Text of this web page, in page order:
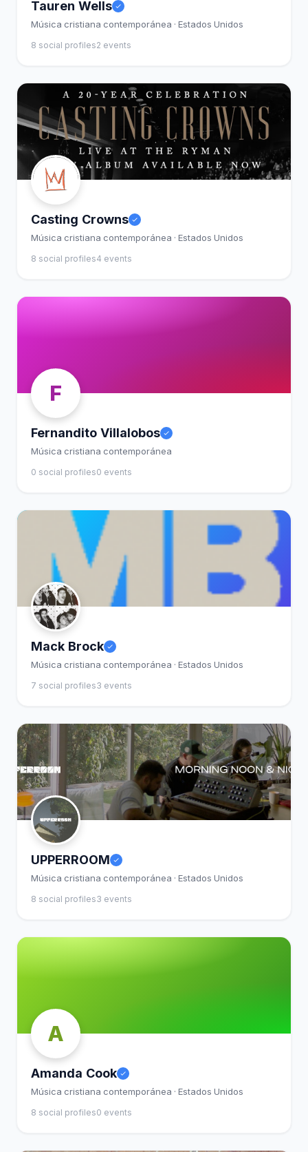
Tauren Wells
Música cristiana contemporánea · Estados Unidos
8 social profiles2 events
Casting Crowns
Música cristiana contemporánea · Estados Unidos
8 social profiles4 events
F
Fernandito Villalobos
Música cristiana contemporánea
0 social profiles0 events
Mack Brock
Música cristiana contemporánea · Estados Unidos
7 social profiles3 events
UPPERROOM
Música cristiana contemporánea · Estados Unidos
8 social profiles3 events
A
Amanda Cook
Música cristiana contemporánea · Estados Unidos
8 social profiles0 events